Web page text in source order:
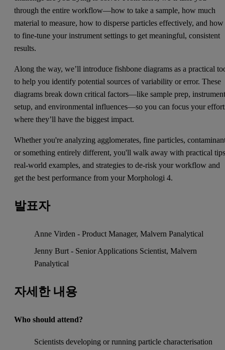
through the entire workflow—how to take a sample, how much
material to measure, how to disperse particles effectively, and how
to fine-tune your instrument settings to get meaningful, consistent
results.
Along the way, we’ll introduce fishbone diagrams as a practical
to help you identify potential sources of variability or error. These
diagrams break down critical factors—like sample prep,
setup, and environmental influences—so you can focus your
where they’ll have the biggest impact.
Whether you're analyzing agglomerates, fine particles,
or something entirely different, you'll walk away with practical
real-world examples, and strategies to de-risk your workflow and
get the best performance from your Morphologi 4.
발표자
Anne Virden - Product Manager, Malvern Panalytical
Jenny Burt - Senior Applications Scientist, Malvern
Panalytical
자세한 내용
Who should attend?
Scientists developing or running particle characterisation